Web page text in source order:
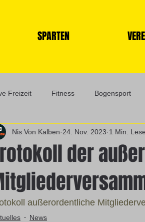
SPARTEN
Freizeit Fitness Bogensport
Kinder- und Jugend-
der
Nis Von Kalben 24. Nov. 2023 1 Min.
außerordentliche
News